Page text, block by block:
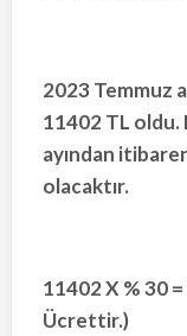
2023 Temmuz
11402 TL oldu.
ayından
olacaktır.
11402 X % 30
Ücrettir.)